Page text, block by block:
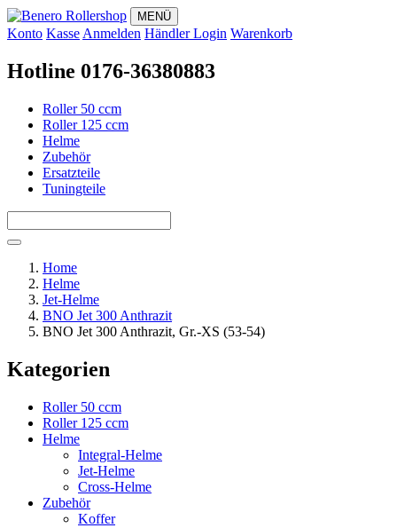
MENÜ
Konto Kasse Anmelden Händler Login Warenkorb
Hotline 0176-36380883
Roller 50 ccm
Roller 125 ccm
Helme
Zubehör
Ersatzteile
Tuningteile
Home
Helme
Jet-Helme
BNO Jet 300 Anthrazit
BNO Jet 300 Anthrazit, Gr.-XS (53-54)
Kategorien
Roller 50 ccm
Roller 125 ccm
Helme
Integral-Helme
Jet-Helme
Cross-Helme
Zubehör
Koffer